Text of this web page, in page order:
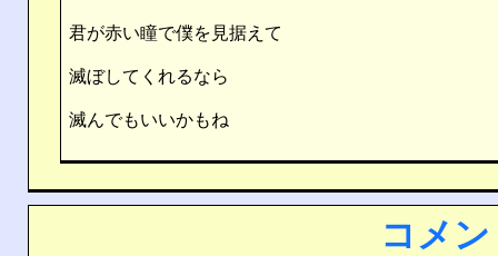
君が赤い瞳で僕を見据えて
滅ぼしてくれるなら
滅んでもいいかもね
コメ